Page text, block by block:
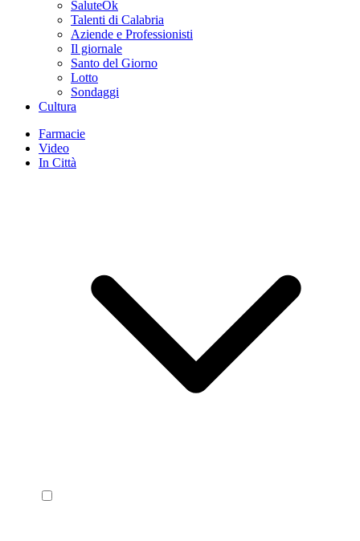
SaluteOk
Talenti di Calabria
Aziende e Professionisti
Il giornale
Santo del Giorno
Lotto
Sondaggi
Cultura
Farmacie
Video
In Città